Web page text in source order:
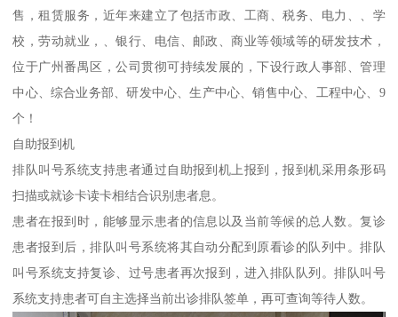
售，租赁服务，近年来建立了包括市政、工商、税务、电力、、学
校，劳动就业，、银行、电信、邮政、商业等领域等的研发技术，
位于广州番禺区，公司贯彻可持续发展的，下设行政人事部、管理
中心、综合业务部、研发中心、生产中心、销售中心、工程中心、9
个！
自助报到机
排队叫号系统支持患者通过自助报到机上报到，报到机采用条形码
扫描或就诊卡读卡相结合识别患者息。
患者在报到时，能够显示患者的信息以及当前等候的总人数。复诊
患者报到后，排队叫号系统将其自动分配到原看诊的队列中。排队
叫号系统支持复诊、过号患者再次报到，进入排队队列。排队叫号
系统支持患者可自主选择当前出诊排队签单，再可查询等待人数。